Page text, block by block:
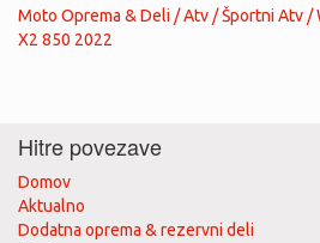
Moto Oprema & Deli / Atv / Športni Atv
X2 850 2022
Hitre povezave
Domov
Aktualno
Dodatna oprema & rezervni deli